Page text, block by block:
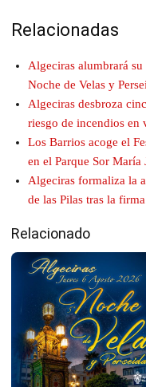
Relacionadas
Algeciras alumbrará
Noche de Velas y
Algeciras desbroza
riesgo de incendios en
Los Barrios acoge el
en el Parque Sor María
Algeciras formaliza la
de las Pilas tras la
Relacionado